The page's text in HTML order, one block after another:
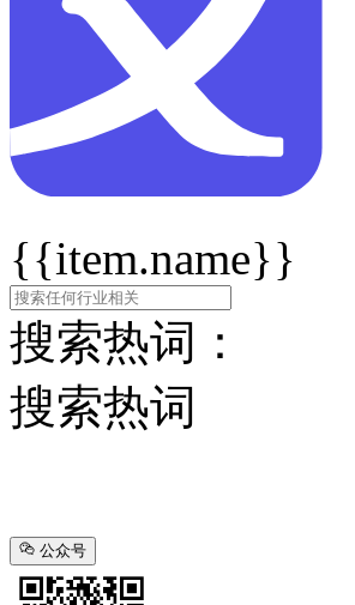
{{item.name}}
搜索热词：
搜索热词
公众号